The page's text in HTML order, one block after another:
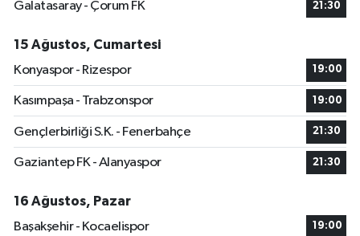
Galatasaray - Çorum FK
21:30
15 Ağustos, Cumartesi
Konyaspor - Rizespor
19:00
Kasımpaşa - Trabzonspor 19:00
Gençlerbirliği S.K. - Fenerbahçe 21:30
Gaziantep FK - Alanyaspor 21:30
16 Ağustos, Pazar
Başakşehir - Kocaelispor
19:00